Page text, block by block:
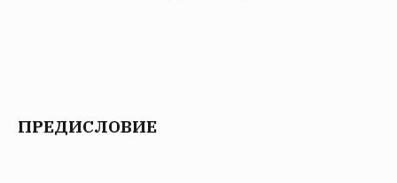
ПРЕДИСЛОВИЕ